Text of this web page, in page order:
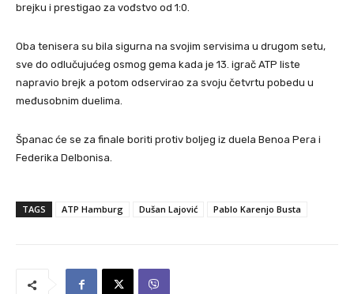
brejku i prestigao za vođstvo od 1:0.
Oba tenisera su bila sigurna na svojim servisima u drugom setu,
sve do odlučujućeg osmog gema kada je 13. igrač ATP liste
napravio brejk a potom odservirao za svoju četvrtu pobedu u
međusobnim duelima.
Španac će se za finale boriti protiv boljeg iz duela Benoa Pera i
Federika Delbonisa.
TAGS ATP Hamburg Dušan Lajović Pablo Karenjo Busta